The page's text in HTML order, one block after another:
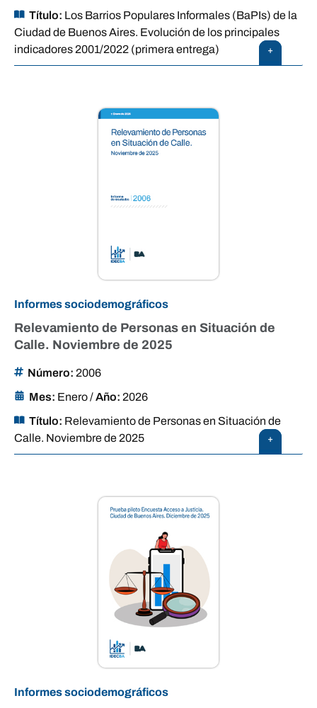
Título: Los Barrios Populares Informales (BaPIs) de la
Ciudad de Buenos Aires. Evolución de los principales
indicadores 2001/2022 (primera entrega)
+
Informes sociodemográficos
Relevamiento de Personas en Situación de
Calle. Noviembre de 2025
Número: 2006
Mes: Enero/Año: 2026
Título: Relevamiento de Personas en Situación de
Calle. Noviembre de 2025
+
Informes sociodemográficos